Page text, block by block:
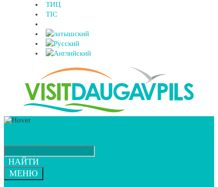
ТИЦ
TIC
НАЙТИ
МЕНЮ